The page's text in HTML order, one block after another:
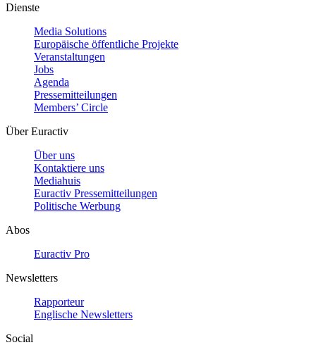
Dienste
Media Solutions
Europäische öffentliche Projekte
Veranstaltungen
Jobs
Agenda
Pressemitteilungen
Members’ Circle
Über Euractiv
Über uns
Kontaktiere uns
Mediahuis
Euractiv Pressemitteilungen
Politische Werbung
Abos
Euractiv Pro
Newsletters
Rapporteur
Englische Newsletters
Social